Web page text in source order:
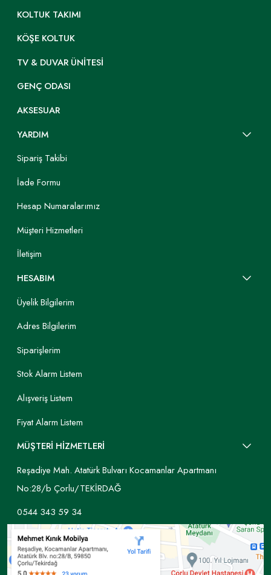
KOLTUK TAKIMI
KÖŞE KOLTUK
TV & DUVAR ÜNITESI
GENÇ ODASI
AKSESUAR
YARDIM
Sipariş Takibi
İade Formu
Hesap Numaralarımız
Müşteri Hizmetleri
İletişim
HESABIM
Üyelik Bilgilerim
Adres Bilgilerim
Siparişlerim
Stok Alarm Listem
Alışveriş Listem
Fiyat Alarm Listem
MÜŞTERİ HİZMETLERİ
Reşadiye Mah. Atatürk Bulvarı Kocamanlar Apartmanı
No:28/b Çorlu/TEKİRDAĞ
0544 343 59 34